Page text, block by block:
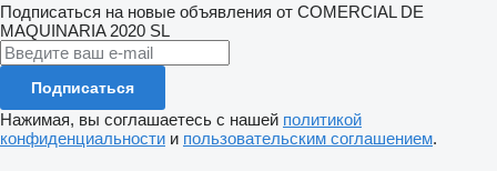
Подписаться на новые объявления от COMERCIAL DE
MAQUINARIA 2020 SL
Подписаться
Нажимая, вы соглашаетесь с нашей политикой
конфиденциальности и пользовательским соглашением.